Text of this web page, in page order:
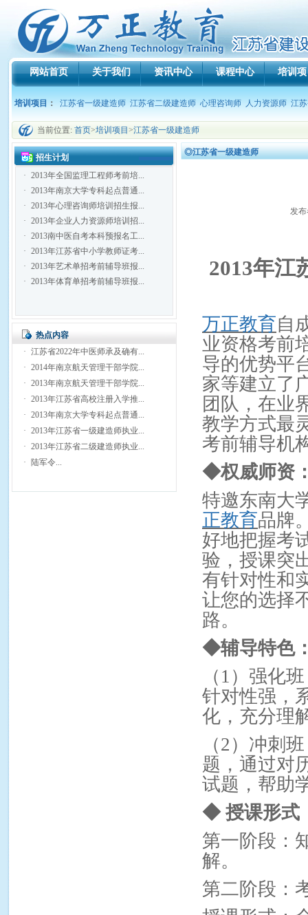
网站首页 关于我们 资讯中心 课程中心 培训
培训项目 ： 江苏省一级建造师 江苏省二级建造师 心理咨询师 人力资源师 江
当前位置: 首页>培训项目 >江苏省一级建造师
招生计划
· 2013年全国监理工程师考前培...
· 2013年南京大学专科起点普通...
· 2013年心理咨询师培训招生报...
· 2013年企业人力资源师培训招...
· 2013南中医自考本科预报名工...
· 2013年江苏省中小学教师证考...
· 2013年艺术单招考前辅导班报...
· 2013年体育单招考前辅导班报...
热点内容
· 江苏省2022年中医师承及确有...
· 2014年南京航天管理干部学院...
· 2013年南京航天管理干部学院...
· 2013年江苏省高校注册入学推...
· 2013年南京大学专科起点普通...
· 2013年江苏省一级建造师执业...
· 2013年江苏省二级建造师执业...
·
陆军令...
◎江苏省一级建造师
发布
2013年江
万正教育自
业资格考前
导的优势平
家等建立了
团队，在业
教学方式最
考前辅导机
◆权威师资
特邀东南大
正教育品牌
好地把握考
验，授课突
有针对性和
让您的选择
路。
◆辅导特色
（1）强化
针对性强，
化，充分理
（2）冲刺
题，通过对
试题，帮助
◆ 授课形式
第一阶段：
解。
第二阶段：